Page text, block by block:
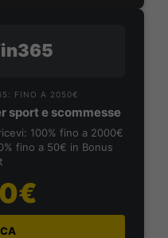
FINO A 2050€
sport e scommesse
100% fino a 2000€
fino a 50€ in Bonus